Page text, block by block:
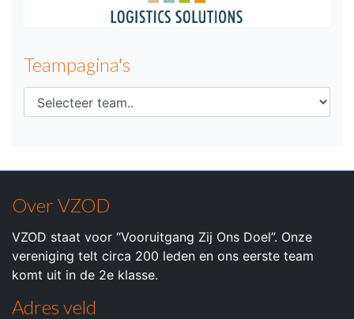
Teampagina's
Over VZOD
VZOD staat voor “Vooruitgang Zij Ons Doel”. Onze
vereniging telt circa 200 leden en ons eerste team
komt uit in de 2e klasse.
Adres veld